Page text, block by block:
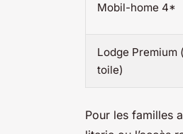
Mobil-home 4*
Lodge Premium
toile)
Pour les familles